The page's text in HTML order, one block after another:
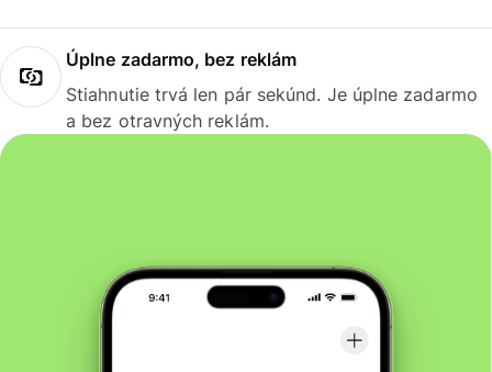
Úplne zadarmo, bez reklám
Stiahnutie trvá len pár sekúnd. Je úplne zadarmo
a bez otravných reklám.